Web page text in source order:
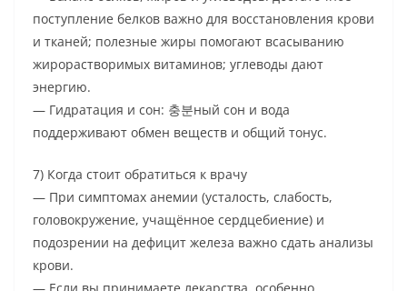
поступление белков важно для восстановления крови
и тканей; полезные жиры помогают всасыванию
жирорастворимых витаминов; углеводы дают
энергию.
— Гидратация и сон: 충분ный сон и вода
поддерживают обмен веществ и общий тонус.
7) Когда стоит обратиться к врачу
— При симптомах анемии (усталость, слабость,
головокружение, учащённое сердцебиение) и
подозрении на дефицит железа важно сдать анализы
крови.